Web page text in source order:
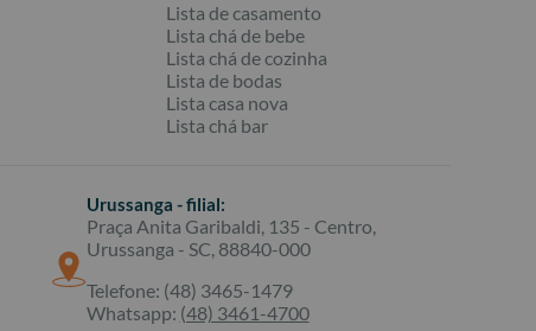
Lista de casamento
Lista chá de bebe
Lista chá de cozinha
Lista de bodas
Lista casa nova
Lista chá bar
Urussanga - filial:
Praça Anita Garibaldi, 135 - Centro,
Urussanga - SC, 88840-000
Telefone: (48) 3465-1479
Whatsapp: (48) 3461-4700